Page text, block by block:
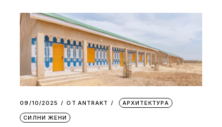
09/10/2025 ОТ АNTRAKT АРХИТЕКТУРА
СИЛНИ ЖЕНИ